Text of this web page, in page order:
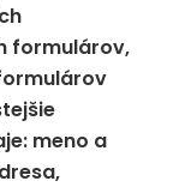
formulárov,
meno a